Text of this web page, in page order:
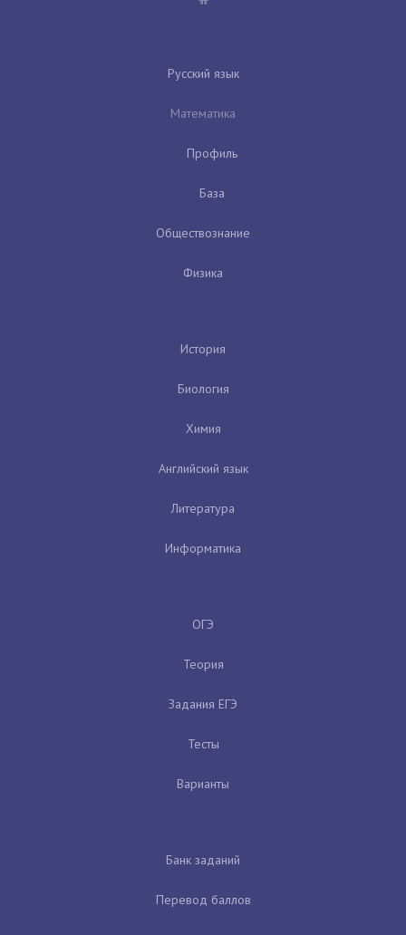
Русский язык
Математика
Профиль
База
Обществознание
Физика
История
Биология
Химия
Английский язык
Литература
Информатика
ОГЭ
Теория
Задания ЕГЭ
Тесты
Варианты
Банк заданий
Перевод баллов